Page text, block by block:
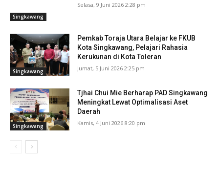
Singkawang
Selasa, 9 Juni 2026 2:28 pm
Singkawang
Pemkab Toraja Utara Belajar ke FKUB
Kota Singkawang, Pelajari Rahasia
Kerukunan di Kota Toleran
Jumat, 5 Juni 2026 2:25 pm
Singkawang
Tjhai Chui Mie Berharap PAD Singkawang
Meningkat Lewat Optimalisasi Aset
Daerah
Kamis, 4 Juni 2026 8:20 pm